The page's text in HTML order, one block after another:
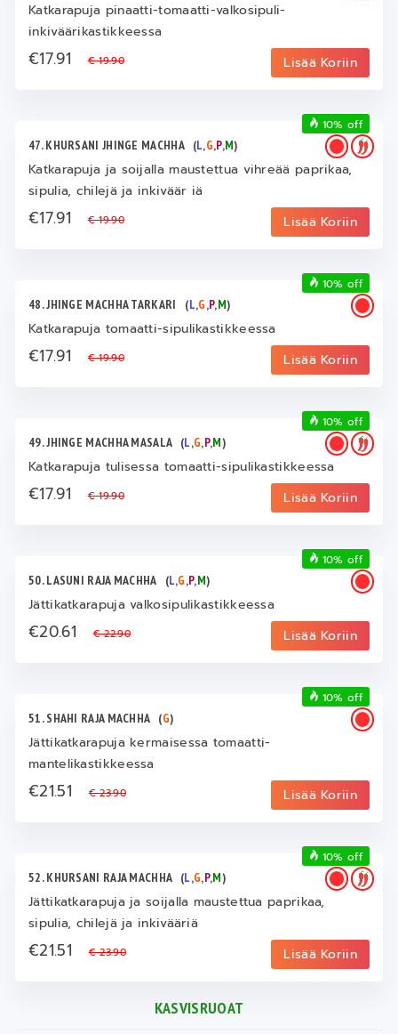
Katkarapuja pinaatti-tomaatti-valkosipuli-
inkiväärikastikkeessa
€17.91€ 19.90 Lisää Koriin
47. KHURSANI JHINGE MACHHA (L,G,P,M)
Katkarapuja ja soijalla maustettua vihreää paprikaa,
sipulia, chilejä ja inkiväär iä
€17.91€ 19.90 Lisää Koriin
10% off
48. JHINGE MACHHA TARKARI (L,G,P,M)
Katkarapuja tomaatti-sipulikastikkeessa
€17.91€ 19.90 Lisää Koriin
10% off
49. JHINGE MACHHA MASALA (L,G,P,M)
Katkarapuja tulisessa tomaatti-sipulikastikkeessa
€17.91€ 19.90 Lisää Koriin
10% off
50. LASUNI RAJA MACHHA (L,G,P,M)
Jättikatkarapuja valkosipulikastikkeessa
€20.61€ 22.90 Lisää Koriin
10% off
51. SHAHI RAJA MACHHA (G)
Jättikatkarapuja kermaisessa tomaatti-
mantelikastikkeessa
€21.51€ 23.90 Lisää Koriin
10% off
52. KHURSANI RAJA MACHHA (L,G,P,M)
Jättikatkarapuja ja soijalla maustettua paprikaa,
sipulia, chilejä ja inkivääriä
€21.51€ 23.90 Lisää Koriin
10% off
KASVISRUOAT